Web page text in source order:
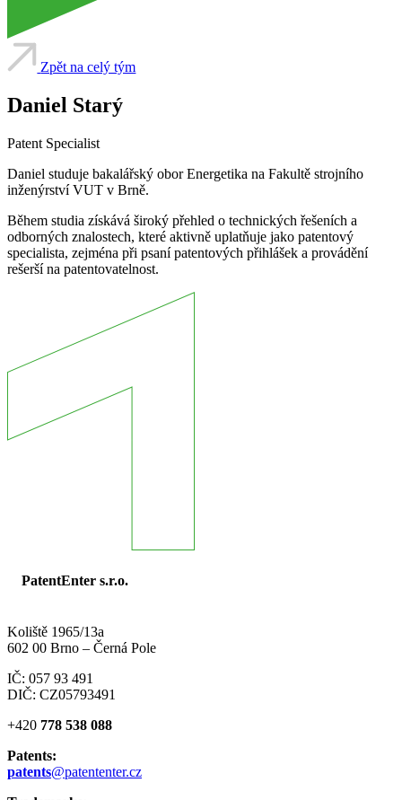
Zpět na celý tým
Daniel Starý
Patent Specialist
Daniel studuje bakalářský obor Energetika na Fakultě strojního
inženýrství VUT v Brně.
Během studia získává široký přehled o technických řešeních a
odborných znalostech, které aktivně uplatňuje jako patentový
specialista, zejména při psaní patentových přihlášek a provádění
rešerší na patentovatelnost.
PatentEnter s.r.o.
Koliště 1965/13a
602 00 Brno – Černá Pole
IČ: 057 93 491
DIČ: CZ05793491
+420 778 538 088
Patents:
patents@patententer.cz